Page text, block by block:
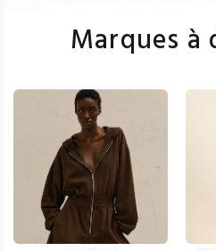
Marques à